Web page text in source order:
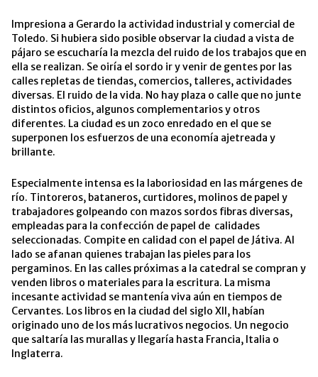
Impresiona a Gerardo la actividad industrial y comercial de
Toledo. Si hubiera sido posible observar la ciudad a vista de
pájaro se escucharía la mezcla del ruido de los trabajos que en
ella se realizan. Se oiría el sordo ir y venir de gentes por las
calles repletas de tiendas, comercios, talleres, actividades
diversas. El ruido de la vida. No hay plaza o calle que no junte
distintos oficios, algunos complementarios y otros
diferentes. La ciudad es un zoco enredado en el que se
superponen los esfuerzos de una economía ajetreada y
brillante.
Especialmente intensa es la laboriosidad en las márgenes de
río. Tintoreros, bataneros, curtidores, molinos de papel y
trabajadores golpeando con mazos sordos fibras diversas,
empleadas para la confección de papel de calidades
seleccionadas. Compite en calidad con el papel de Játiva. Al
lado se afanan quienes trabajan las pieles para los
pergaminos. En las calles próximas a la catedral se compran y
venden libros o materiales para la escritura. La misma
incesante actividad se mantenía viva aún en tiempos de
Cervantes. Los libros en la ciudad del siglo XII, habían
originado uno de los más lucrativos negocios. Un negocio
que saltaría las murallas y llegaría hasta Francia, Italia o
Inglaterra.